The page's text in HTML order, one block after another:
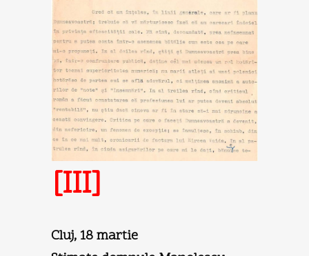
[III]
Cluj, 18 martie